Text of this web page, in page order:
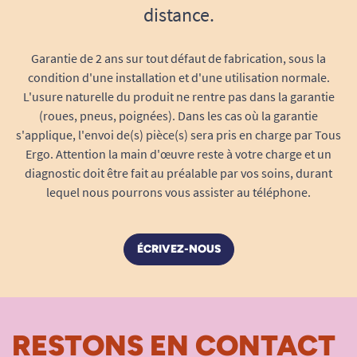
Poids du produit : 78 g (par protection)
paquets / 96 unités)
Dimensions : 870 x 810 mm – pour un tour
de taille de 100 à 135 cm
Conception unisexe : convient aux femmes
et aux hommes
Facile à enlever grâce aux coutures
latérales déchirables : pratique et
hygiénique au moment du change
Voile interne en polypropylène
spunbonded, ultra-doux et non irritant
effet garde-au-sec immédiat
Film extérieur thermobonded et
distance.
Garantie de 2 ans sur tout défaut de fabrication, sous la
condition d'une installation et d'une utilisation normale.
L'usure naturelle du produit ne rentre pas dans la garantie
(roues, pneus, poignées). Dans les cas où la garantie
s'applique, l'envoi de(s) pièce(s) sera pris en charge par Tous
Ergo. Attention la main d'œuvre reste à votre charge et un
diagnostic doit être fait au préalable par vos soins, durant
lequel nous pourrons vous assister au téléphone.
ÉCRIVEZ-NOUS
RESTONS EN CONTACT